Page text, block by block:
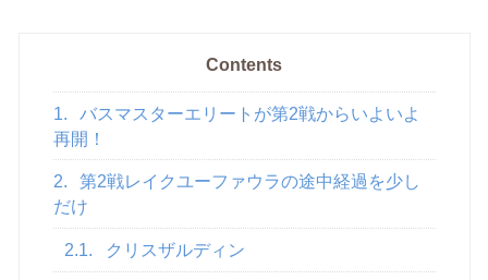
Contents
1.
バスマスターエリートが第2戦からいよいよ
再開！
2.
第2戦レイクユーファウラの途中経過を少し
だけ
2.1. クリスザルディン